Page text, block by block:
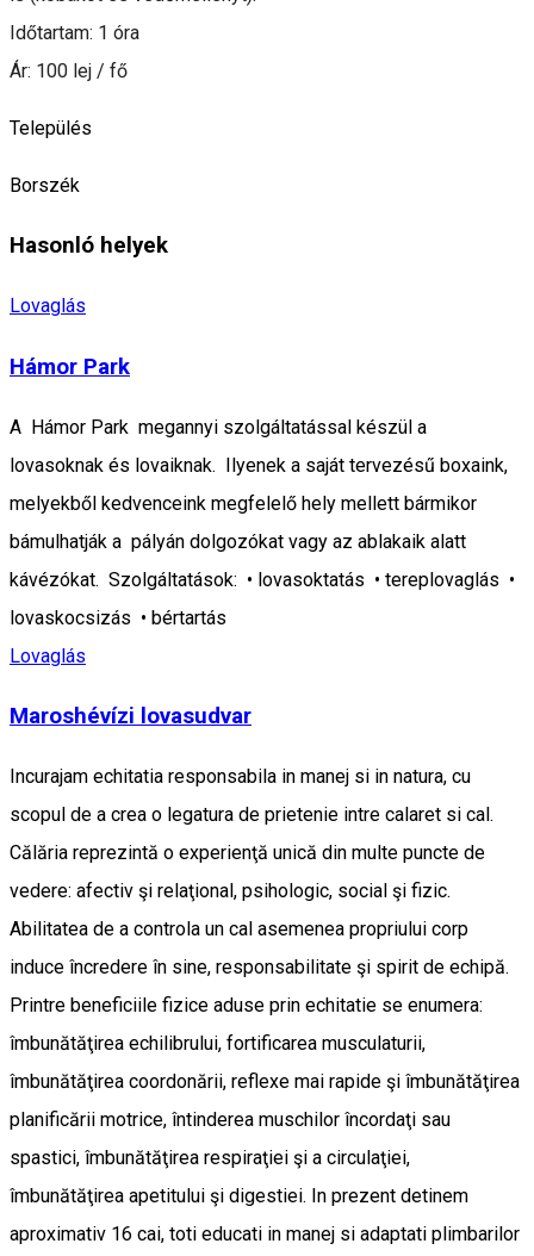
Időtartam: 1 óra
Ár: 100 lej / fő
Település
Borszék
Hasonló helyek
Lovaglás
Hámor Park
A Hámor Park megannyi szolgáltatással készül a
lovasoknak és lovaiknak. Ilyenek a saját tervezésű boxaink,
melyekből kedvenceink megfelelő hely mellett bármikor
bámulhatják a pályán dolgozókat vagy az ablakaik alatt
kávézókat. Szolgáltatások: • lovasoktatás • tereplovaglás •
lovaskocsizás • bértartás
Lovaglás
Maroshévízi lovasudvar
Incurajam echitatia responsabila in manej si in natura, cu
scopul de a crea o legatura de prietenie intre calaret si cal.
Călăria reprezintă o experienţă unică din multe puncte de
vedere: afectiv şi relaţional, psihologic, social şi fizic.
Abilitatea de a controla un cal asemenea propriului corp
induce încredere în sine, responsabilitate şi spirit de echipă.
Printre beneficiile fizice aduse prin echitatie se enumera:
îmbunătăţirea echilibrului, fortificarea musculaturii,
îmbunătăţirea coordonării, reflexe mai rapide şi îmbunătăţirea
planificării motrice, întinderea muschilor încordaţi sau
spastici, îmbunătăţirea respiraţiei şi a circulaţiei,
îmbunătăţirea apetitului şi digestiei. In prezent detinem
aproximativ 16 cai, toti educati in manej si adaptati plimbarilor